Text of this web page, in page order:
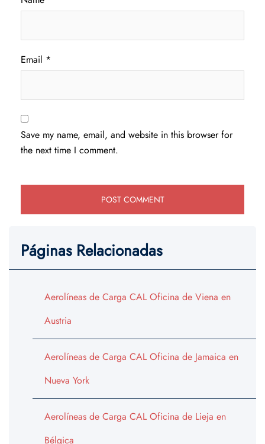
Email *
Save my name, email, and website in this browser for
the next time I comment.
Páginas Relacionadas
Aerolíneas de Carga CAL Oficina de Viena en
Austria
Aerolíneas de Carga CAL Oficina de Jamaica en
Nueva York
Aerolíneas de Carga CAL Oficina de Lieja en
Bélgica